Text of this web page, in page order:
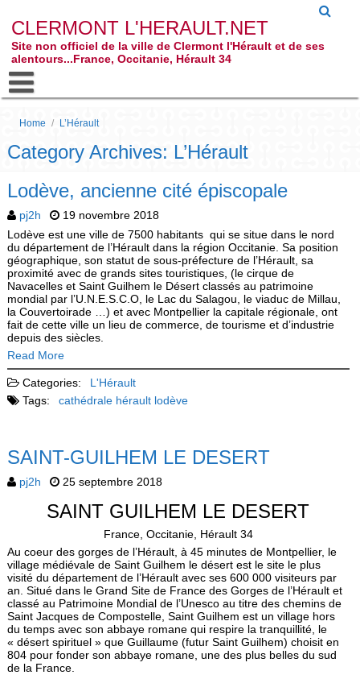
CLERMONT L'HERAULT.NET
Site non officiel de la ville de Clermont l'Hérault et de ses
alentours...France, Occitanie, Hérault 34
Home / L’Hérault
Category Archives: L’Hérault
Lodève, ancienne cité épiscopale
pj2h
19 novembre 2018
Lodève est une ville de 7500 habitants qui se situe dans le nord
du département de l’Hérault dans la région Occitanie. Sa position
géographique, son statut de sous-préfecture de l’Hérault, sa
proximité avec de grands sites touristiques, (le cirque de
Navacelles et Saint Guilhem le Désert classés au patrimoine
mondial par l’U.N.E.S.C.O, le Lac du Salagou, le viaduc de Millau,
la Couvertoirade …) et avec Montpellier la capitale régionale, ont
fait de cette ville un lieu de commerce, de tourisme et d’industrie
depuis des siècles.
Read More
Categories:
L'Hérault
Tags:
cathédrale hérault lodève
SAINT-GUILHEM LE DESERT
pj2h 25 septembre 2018
SAINT GUILHEM LE DESERT
France, Occitanie, Hérault 34
Au coeur des gorges de l’Hérault, à 45 minutes de Montpellier, le
village médiévale de Saint Guilhem le désert est le site le plus
visité du département de l’Hérault avec ses 600 000 visiteurs par
an. Situé dans le Grand Site de France des Gorges de l’Hérault et
classé au Patrimoine Mondial de l’Unesco au titre des chemins de
Saint Jacques de Compostelle, Saint Guilhem est un village hors
du temps avec son abbaye romane qui respire la tranquillité, le
« désert spirituel » que Guillaume (futur Saint Guilhem) choisit en
804 pour fonder son abbaye romane, une des plus belles du sud
de la France.